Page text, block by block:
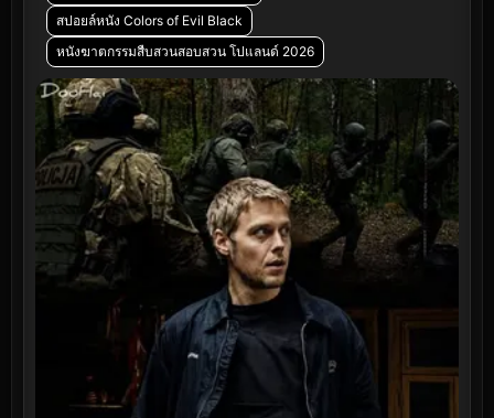
สปอยล์หนัง Colors of Evil Black
หนังฆาตกรรมสืบสวนสอบสวน โปแลนด์ 2026